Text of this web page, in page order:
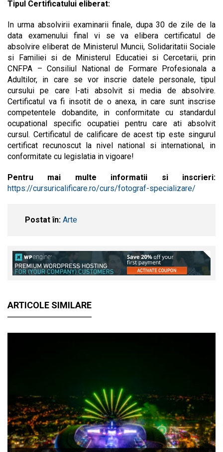
Tipul Certificatului eliberat:
In urma absolvirii examinarii finale, dupa 30 de zile de la
data examenului final vi se va elibera certificatul de
absolvire eliberat de Ministerul Muncii, Solidaritatii Sociale
si Familiei si de Ministerul Educatiei si Cercetarii, prin
CNFPA – Consiliul National de Formare Profesionala a
Adultilor, in care se vor inscrie datele personale, tipul
cursului pe care l-ati absolvit si media de absolvire.
Certificatul va fi insotit de o anexa, in care sunt inscrise
competentele dobandite, in conformitate cu standardul
ocupational specific ocupatiei pentru care ati absolvit
cursul. Certificatul de calificare de acest tip este singurul
certificat recunoscut la nivel national si international, in
conformitate cu legislatia in vigoare!
Pentru mai multe informatii si inscrieri:
https://cursuricalificare.ro/curs/fotograf-specializare/
Postat în: Arte
ARTICOLE SIMILARE